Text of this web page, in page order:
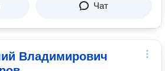
Чат
Владимирович